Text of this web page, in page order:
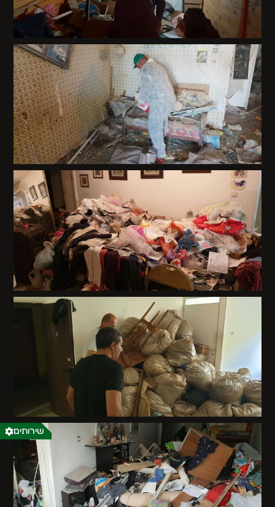
שירותים